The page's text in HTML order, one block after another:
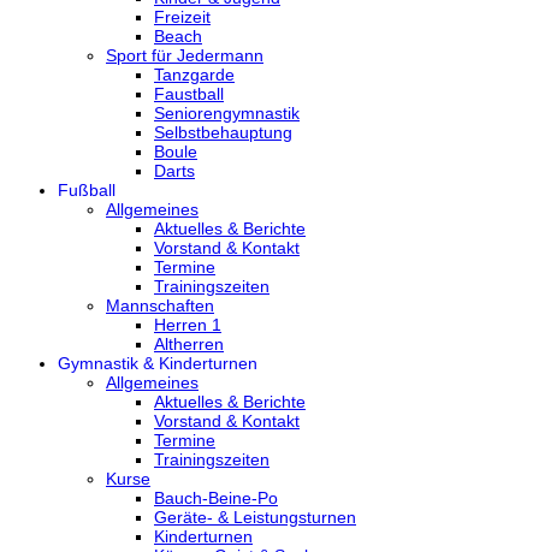
Freizeit
Beach
Sport für Jedermann
Tanzgarde
Faustball
Seniorengymnastik
Selbstbehauptung
Boule
Darts
Fußball
Allgemeines
Aktuelles & Berichte
Vorstand & Kontakt
Termine
Trainingszeiten
Mannschaften
Herren 1
Altherren
Gymnastik & Kinderturnen
Allgemeines
Aktuelles & Berichte
Vorstand & Kontakt
Termine
Trainingszeiten
Kurse
Bauch-Beine-Po
Geräte- & Leistungsturnen
Kinderturnen